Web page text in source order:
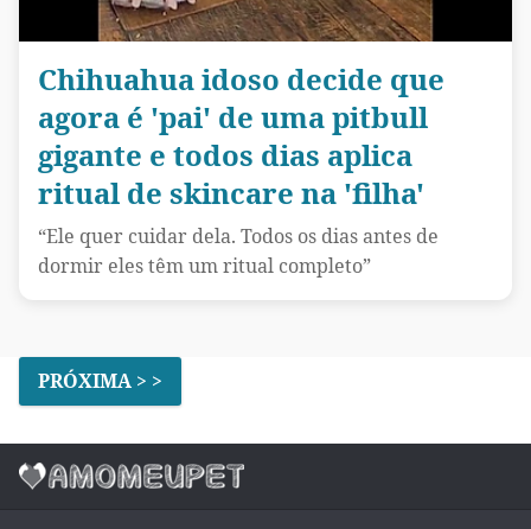
Chihuahua idoso decide que
agora é 'pai' de uma pitbull
gigante e todos dias aplica
ritual de skincare na 'filha'
“Ele quer cuidar dela. Todos os dias antes de
dormir eles têm um ritual completo”
PRÓXIMA > >